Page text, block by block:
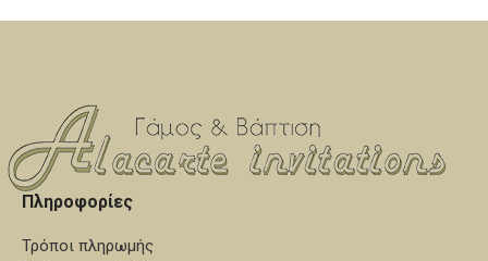
Πληροφορίες
Τρόποι πληρωμής